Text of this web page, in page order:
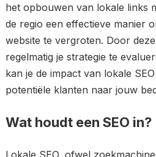
het opbouwen van lokale links
de regio een effectieve manier
website te vergroten. Door
regelmatig je strategie te
kan je de impact van lokale
potentiële klanten naar jouw
Wat houdt een SEO in?
Lokale SEO, ofwel